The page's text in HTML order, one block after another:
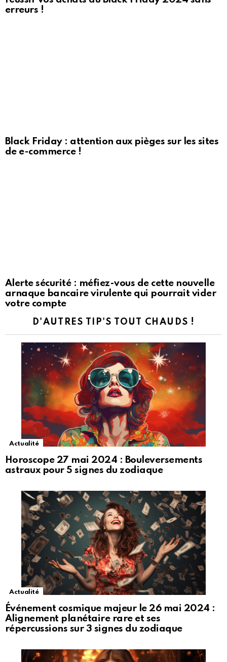
erreurs !
Black Friday : attention aux pièges sur les sites
de e-commerce !
Alerte sécurité : méfiez-vous de cette nouvelle
arnaque bancaire virulente qui pourrait vider
votre compte
D'AUTRES TIP'S TOUT CHAUDS !
Actualité
Horoscope 27 mai 2024 : Bouleversements
astraux pour 5 signes du zodiaque
Actualité
Événement cosmique majeur le 26 mai 2024 :
Alignement planétaire rare et ses
répercussions sur 3 signes du zodiaque